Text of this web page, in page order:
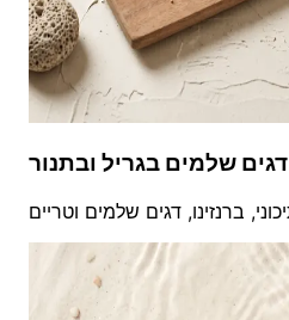
דגים שלמים בגריל ובתנור